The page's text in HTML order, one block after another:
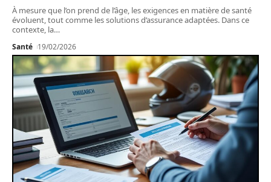
À mesure que l’on prend de l’âge, les exigences en matière de santé
évoluent, tout comme les solutions d’assurance adaptées. Dans ce
contexte, la…
Santé 19/02/2026